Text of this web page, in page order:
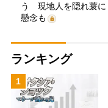
う 現地人を隠れ蓑に
懸念も
ランキング
1